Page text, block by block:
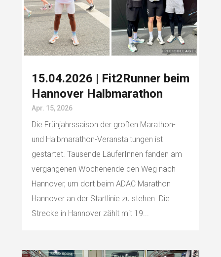
15.04.2026 | Fit2Runner beim
Hannover Halbmarathon
Apr. 15, 2026
Die Frühjahrssaison der großen Marathon-
und Halbmarathon-Veranstaltungen ist
gestartet. Tausende LäuferInnen fanden am
vergangenen Wochenende den Weg nach
Hannover, um dort beim ADAC Marathon
Hannover an der Startlinie zu stehen. Die
Strecke in Hannover zählt mit 19...